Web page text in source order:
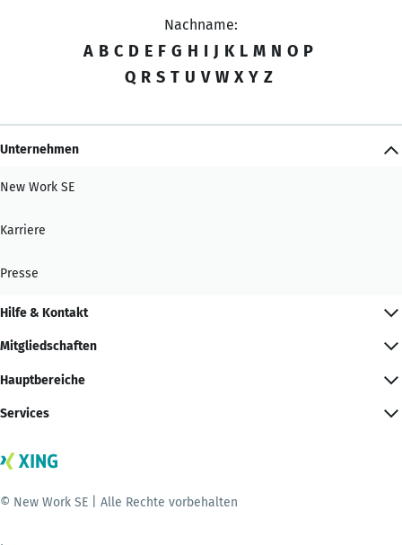
Nachname:
A B C D E F G H I J K L M N O P
Q R S T U V W X Y Z
Unternehmen
New Work SE
Karriere
Presse
Hilfe & Kontakt
Mitgliedschaften
Hauptbereiche
Services
© New Work SE | Alle Rechte vorbehalten